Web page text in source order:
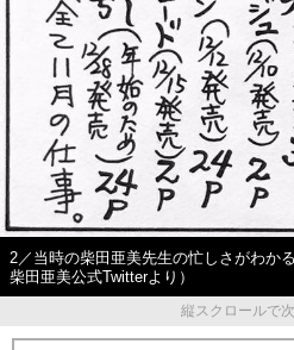
2／当時の柴田亜美先生の忙しさがわか
柴田亜美公式Twitterより）
縦スクロールで